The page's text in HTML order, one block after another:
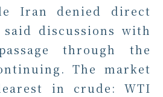
Iran denied direct
said discussions with
through the
The market
in crude: WTI